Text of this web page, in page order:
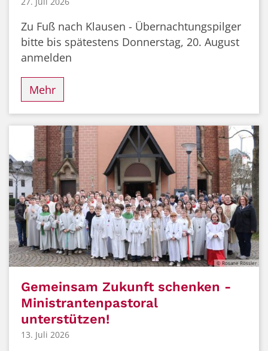
Zu Fuß nach Klausen - Übernachtungspilger
bitte bis spätestens Donnerstag, 20. August
anmelden
Mehr
© Rosane Rössler
Gemeinsam Zukunft schenken -
Ministrantenpastoral
unterstützen!
13. Juli 2026